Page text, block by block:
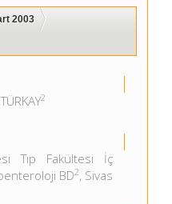
2003
2
Tıp Fakültesi İç
BD2, Sivas